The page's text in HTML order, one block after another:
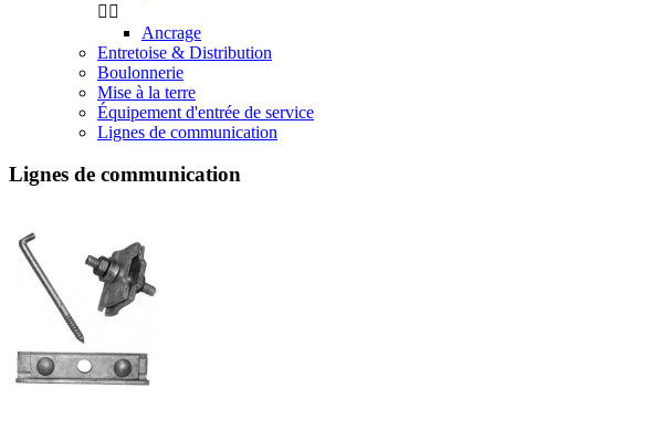
 
Ancrage
Entretoise & Distribution
Boulonnerie
Mise à la terre
Équipement d'entrée de service
Lignes de communication
Lignes de communication